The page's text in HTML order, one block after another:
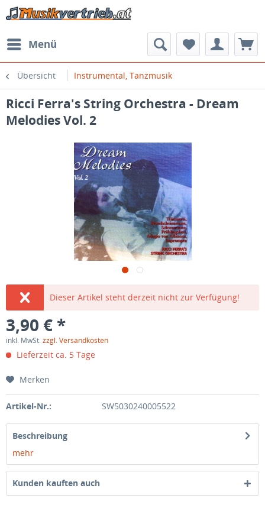
Menü
Übersicht Instrumental, Tanzmusik
Ricci Ferra's String Orchestra - Dream
Melodies Vol. 2
Dieser Artikel steht derzeit nicht zur Verfügung!
3,90 € *
inkl. MwSt.zzgl. Versandkosten
Lieferzeit ca. 5 Tage
Merken
Artikel-Nr.: SW5030240005522
Beschreibung
mehr
Kunden kauften auch